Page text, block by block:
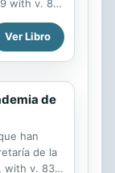
with v. 83,
Ver Libro
de
han
de la
with v. 83,